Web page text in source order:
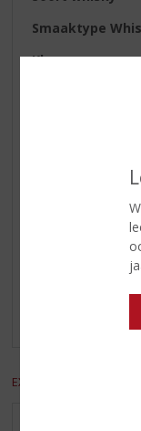
Smaaktype
Kleur
Reviews
Er zijn nog geen
EXCL. BTW